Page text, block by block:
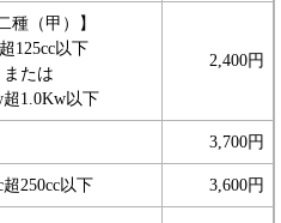
種（甲）】
125cc以下
または
超1.0Kw以下
2,400円
3,700円
超250cc以下 3,600円